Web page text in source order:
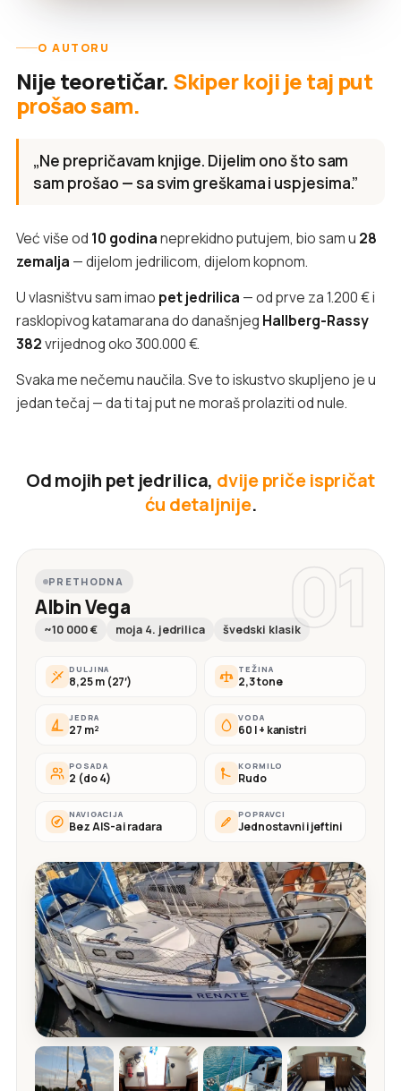
O AUTORU
Nije teoretičar. Skiper koji je taj put
prošao sam.
„Ne prepričavam knjige. Dijelim ono što sam
sam prošao — sa svim greškama i uspjesima.”
Već više od 10 godinaneprekidno putujem, bio sam u 28
zemalja — dijelom jedrilicom, dijelom kopnom.
U vlasništvu sam imao pet jedrilica — od prve za 1.200 € i
rasklopivog katamarana do današnjeg Hallberg-Rassy
382vrijednog oko 300.000 €.
Svaka me nečemu naučila. Sve to iskustvo skupljeno je u
jedan tečaj — da ti taj put ne moraš prolaziti od nule.
Od mojih pet jedrilica, dvije priče ispričat
ću detaljnije.
01
PRETHODNA
Albin Vega
~10 000 € moja 4. jedrilica švedski klasik
DULJINA
8,25 m (27′)
TEŽINA
2,3 tone
JEDRA
27 m²
VODA
60 l + kanistri
POSADA
2 (do 4)
KORMILO
Rudo
NAVIGACIJA
Bez AIS-a i radara
POPRAVCI
Jednostavni i jeftini